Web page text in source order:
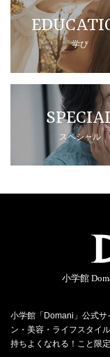
学び
スペシャル
小学館
小学館「Domani」公式サ
ン・美容・ライフスタイ
持ちよくなれる！こと限